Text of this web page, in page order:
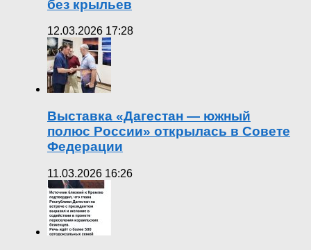
без крыльев
12.03.2026 17:28
Выставка «Дагестан — южный
полюс России» открылась в Совете
Федерации
11.03.2026 16:26